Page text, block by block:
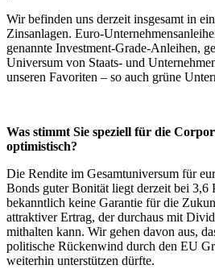
Wir befinden uns derzeit insgesamt in
Zinsanlagen. Euro-
genannte Investment-Grade-Anleihen,
Universum von Staats- und
unseren Favoriten – so auch grüne
Was stimmt Sie speziell für die
optimistisch?
Die Rendite im Gesamtuniversum für
Bonds guter Bonität liegt derzeit bei 3,6
bekanntlich keine Garantie für die
attraktiver Ertrag, der durchaus mit
mithalten kann. Wir gehen davon aus,
politische Rückenwind durch den EU
weiterhin unterstützen dürfte.